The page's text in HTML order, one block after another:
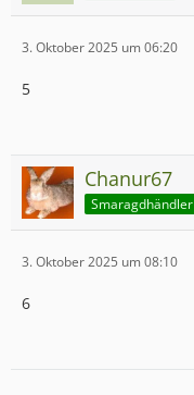
3. Oktober 2025 um 06:20
5
Chanur67
Smaragdhändler
3. Oktober 2025 um 08:10
6